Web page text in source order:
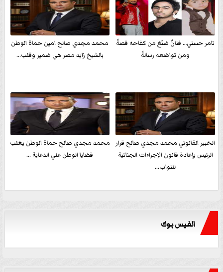
تامر حسني… فنانٌ صَنَعَ من كفاحه قصةً
ومن تواضعه رسالةً
محمد مجدي صالح امين حماة الوطن
بالشيخ زايد مصر هي ضمير وقلب...
الخبير القانوني محمد مجدي صالح قرار
الرئيس بإعادة قانون الإجراءات الجنائية
للنواب...
محمد مجدي صالح حماة الوطن يغلب
قضايا الوطن علي الدعاية ...
الفيس بوك